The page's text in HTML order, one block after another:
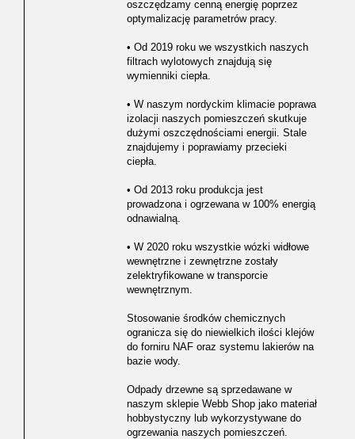
oszczędzamy cenną energię poprzez
optymalizację parametrów pracy.
• Od 2019 roku we wszystkich naszych
filtrach wylotowych znajdują się
wymienniki ciepła.
• W naszym nordyckim klimacie poprawa
izolacji naszych pomieszczeń skutkuje
dużymi oszczędnościami energii. Stale
znajdujemy i poprawiamy przecieki
ciepła.
• Od 2013 roku produkcja jest
prowadzona i ogrzewana w 100% energią
odnawialną.
• W 2020 roku wszystkie wózki widłowe
wewnętrzne i zewnętrzne zostały
zelektryfikowane w transporcie
wewnętrznym.
Stosowanie środków chemicznych
ogranicza się do niewielkich ilości klejów
do forniru NAF oraz systemu lakierów na
bazie wody.
Odpady drzewne są sprzedawane w
naszym sklepie Webb Shop jako materiał
hobbystyczny lub wykorzystywane do
ogrzewania naszych pomieszczeń.